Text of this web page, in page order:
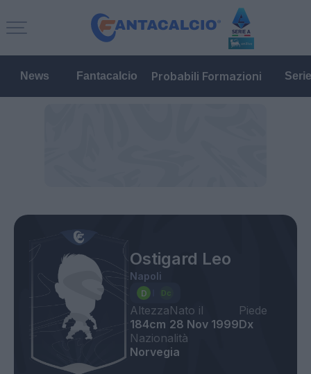
News Fantacalcio Probabili Formazioni
Ostigard Leo
Napoli
Altezza
184cm
Nato il
28 Nov 1999
Piede
Dx
Nazionalità
Norvegia